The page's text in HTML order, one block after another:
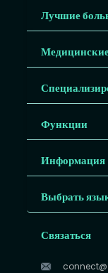
Лучшие
Функции
Информация
Выбрать
Связаться